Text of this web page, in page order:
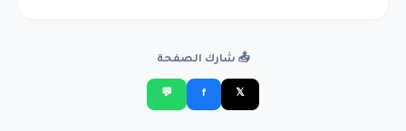
📤 شارك الصفحة
𝕏
f
💬